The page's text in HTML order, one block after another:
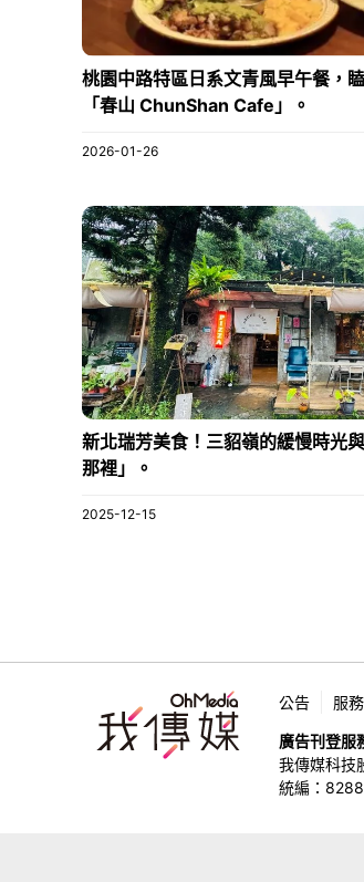
桃園中路特區日系文青風早午餐，
「春山 ChunShan Cafe」。
2026-01-26
新北瑞芳美食！三貂嶺的緩慢時光
那裡」。
2025-12-15
公告 服
廣告刊登服
我傳媒科技
統編：